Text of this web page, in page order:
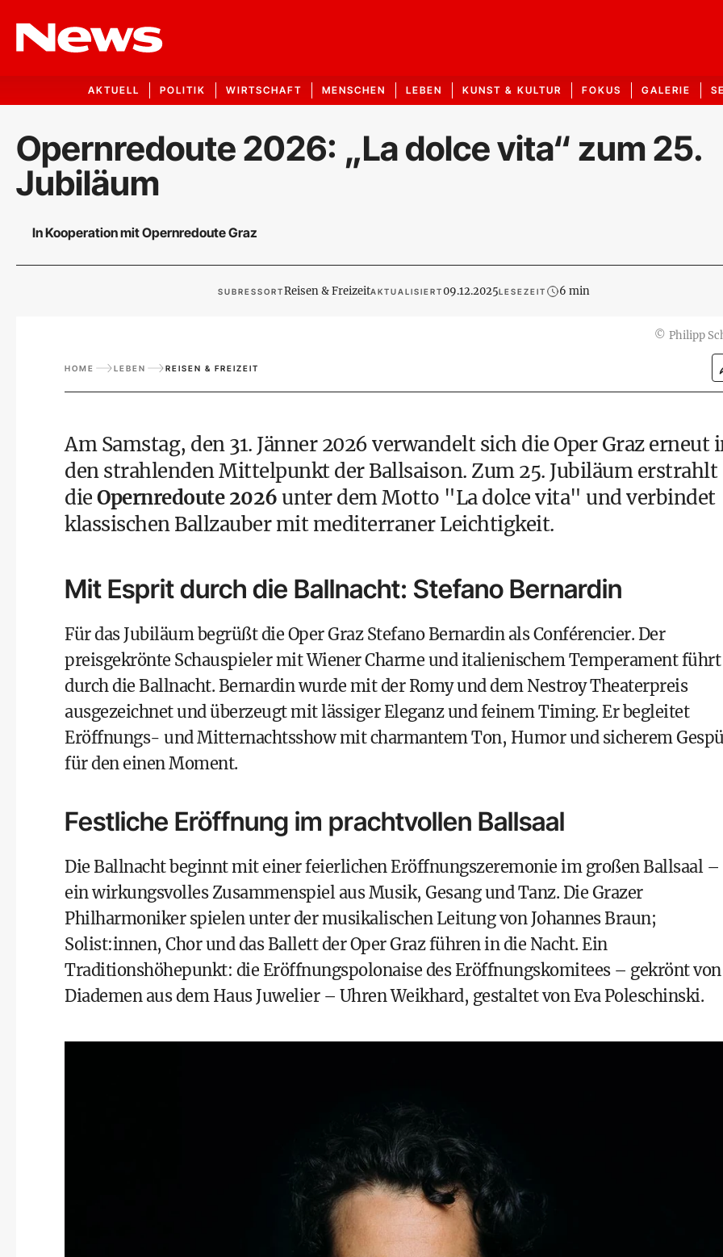
AKTUELL POLITIK WIRTSCHAFT MENSCHEN LEBEN KUNST & KULTUR FOKUS GALERIE
Opernredoute 2026: „La dolce vita“ zum 25.
Jubiläum
In Kooperation mit Opernredoute Graz
SUBRESSORTReisen & FreizeitAKTUALISIERT09.12.2025LESEZEIT 6 min
© Philipp
HOME LEBEN REISEN & FREIZEIT
Am Samstag, den 31. Jänner 2026 verwandelt sich die Oper Graz erneut
den strahlenden Mittelpunkt der Ballsaison. Zum 25. Jubiläum erstrahlt
dieOpernredoute 2026 unter dem Motto "La dolce vita" und verbindet
klassischen Ballzauber mit mediterraner Leichtigkeit.
Mit Esprit durch die Ballnacht: Stefano Bernardin
Für das Jubiläum begrüßt die Oper Graz Stefano Bernardin als Conférencier. Der
preisgekrönte Schauspieler mit Wiener Charme und italienischem Temperament führt
durch die Ballnacht. Bernardin wurde mit der Romy und dem Nestroy Theaterpreis
ausgezeichnet und überzeugt mit lässiger Eleganz und feinem Timing. Er begleitet
Eröffnungs- und Mitternachtsshow mit charmantem Ton, Humor und sicherem
für den einen Moment.
Festliche Eröffnung im prachtvollen Ballsaal
Die Ballnacht beginnt mit einer feierlichen Eröffnungszeremonie im großen Ballsaal –
ein wirkungsvolles Zusammenspiel aus Musik, Gesang und Tanz. Die Grazer
Philharmoniker spielen unter der musikalischen Leitung von Johannes Braun;
Solist:innen, Chor und das Ballett der Oper Graz führen in die Nacht. Ein
Traditionshöhepunkt: die Eröffnungspolonaise des Eröffnungskomitees – gekrönt von
Diademen aus dem Haus Juwelier – Uhren Weikhard, gestaltet von Eva Poleschinski.